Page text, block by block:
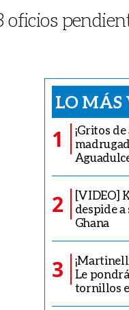
LO MÁS
1
¡Gritos
2
[VIDEO]
despide
Ghana
3
Le
tornillos